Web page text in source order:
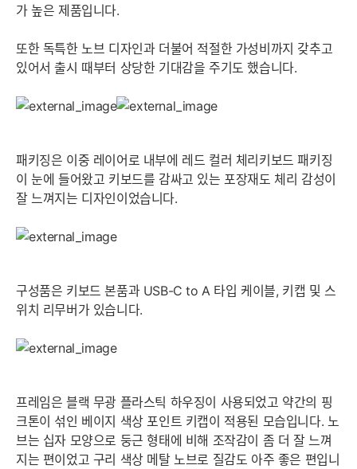
가 높은 제품입니다.
또한 독특한 노브 디자인과 더불어 적절한 가성비까지 갖추고
있어서 출시 때부터 상당한 기대감을 주기도 했습니다.
패키징은 이중 레이어로 내부에 레드 컬러 체리키보드 패키징
이 눈에 들어왔고 키보드를 감싸고 있는 포장재도 체리 감성이
잘 느껴지는 디자인이었습니다.
구성품은 키보드 본품과 USB-C to A 타입 케이블, 키캡 및 스
위치 리무버가 있습니다.
프레임은 블랙 무광 플라스틱 하우징이 사용되었고 약간의 핑
크톤이 섞인 베이지 색상 포인트 키캡이 적용된 모습입니다. 노
브는 십자 모양으로 둥근 형태에 비해 조작감이 좀 더 잘 느껴
지는 편이었고 구리 색상 메탈 노브로 질감도 아주 좋은 편입니